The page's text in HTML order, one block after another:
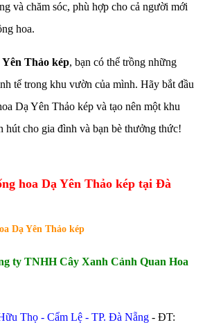
và chăm sóc, phù hợp cho cả người mới
hoa.
Thảo kép, bạn có thể trồng những
tế trong khu vườn của mình. Hãy bắt đầu
Dạ Yên Thảo kép và tạo nên một khu
hút cho gia đình và bạn bè thưởng thức!
hoa Dạ Yên Thảo kép tại Đà
Dạ Yên Thảo kép
ty TNHH Cây Xanh Cảnh Quan Hoa
Thọ - Cẩm Lệ - TP. Đà Nẵng - ĐT: